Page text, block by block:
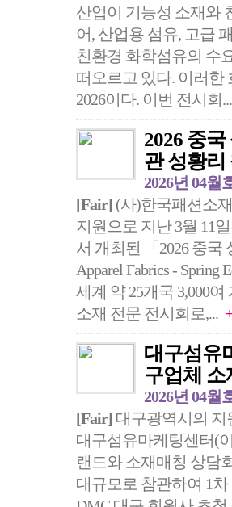
산업이 기능성 소재와
어, 산업용 섬유, 고급
친환경 화학섬유의 수
떠오르고 있다. 이러한
2026이다. 이번 전시회
2026 중
관 성황리
2026년 04월
[Fair] (사)한국패션소
지원으로 지난 3월 11
서 개최된 「2026 중국
Apparel Fabrics -
세계 약 25개국 3,000
소재 전문 전시회로,...
대구섬유
구업체
2026년 04월
[Fair] 대구광역시의
대구섬유마케팅센터(
랜드와 소재매칭 상담
대규모로 참관하여 1